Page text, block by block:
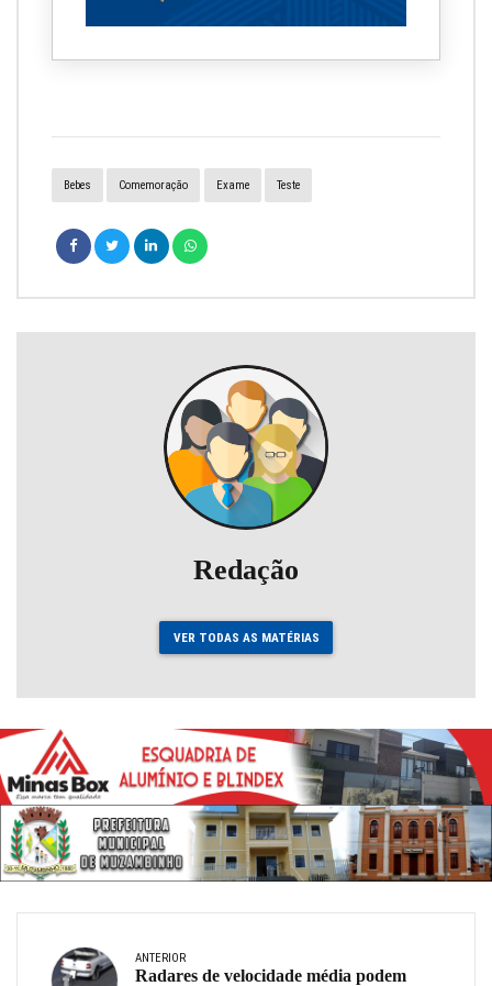
Bebes Comemoração Exame Teste
Redação
VER TODAS AS MATÉRIAS
ANTERIOR
Radares de velocidade média podem